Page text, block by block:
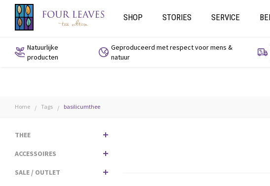
SHOP STORIES SERVICE
Natuurlijke
producten
Geproduceerd met respect voor mens &
natuur
Home / Tags / basilicumthee
THEE
ACCESSOIRES
SALE / OUTLET